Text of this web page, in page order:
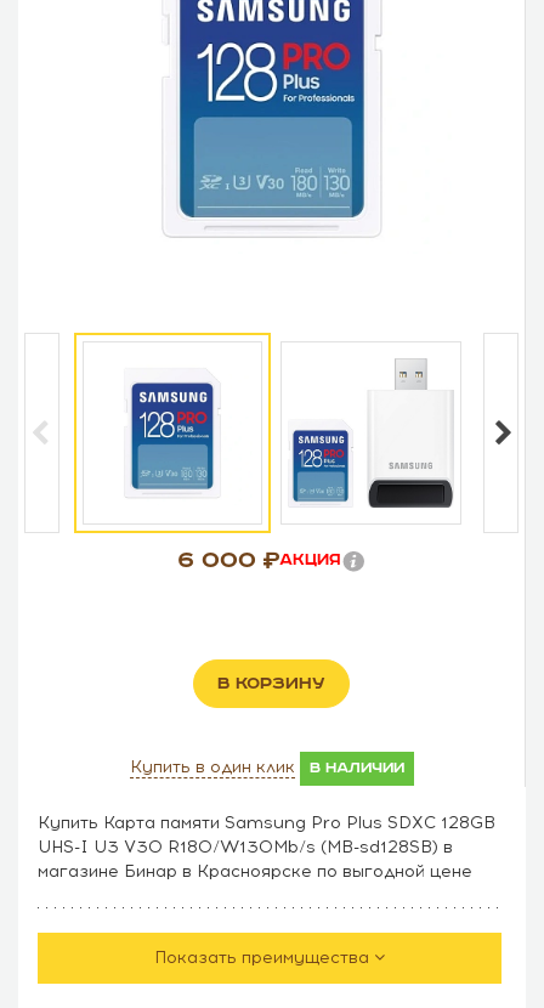
6 000 Акция
В КОРЗИНУ
Купить в один клик в наличии
Купить Карта памяти Samsung Pro Plus SDXC 128GB
UHS-I U3 V30 R180/W130Mb/s (MB-sd128SB) в
магазине Бинар в Красноярске по выгодной цене
Показать преимущества